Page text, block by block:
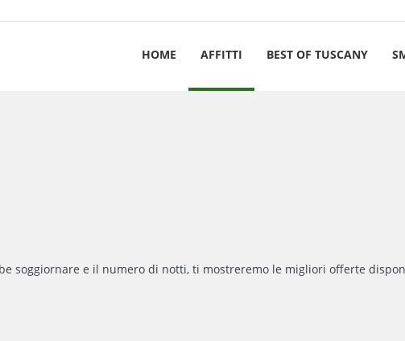
HOME AFFITTI BEST OF TUSCANY
soggiornare e il numero di notti, ti mostreremo le migliori offerte